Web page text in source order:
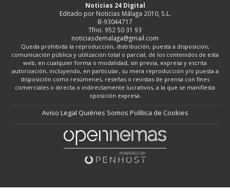
Noticias 24 Digital
Editado por Noticias Málaga 2010, S.L.
B-93044717
Tfno. 952 50 31 93
noticiasdemalaga@gmail.com
Queda prohibida la reproducción, distribución, puesta a disposición,
comunicación pública y utilización total o parcial, de los contenidos de esta
web, en cualquier forma o modalidad, sin previa, expresa y escrita
autorización, incluyendo, en particular, su mera reproducción y/o puesta a
disposición como resúmenes, reseñas o revistas de prensa con fines
comerciales o directa o indirectamente lucrativos, a la que se manifiesta
oposición expresa.
Aviso Legal Quiénes Somos Política de Cookies